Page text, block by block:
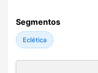
Segmentos
Eclética